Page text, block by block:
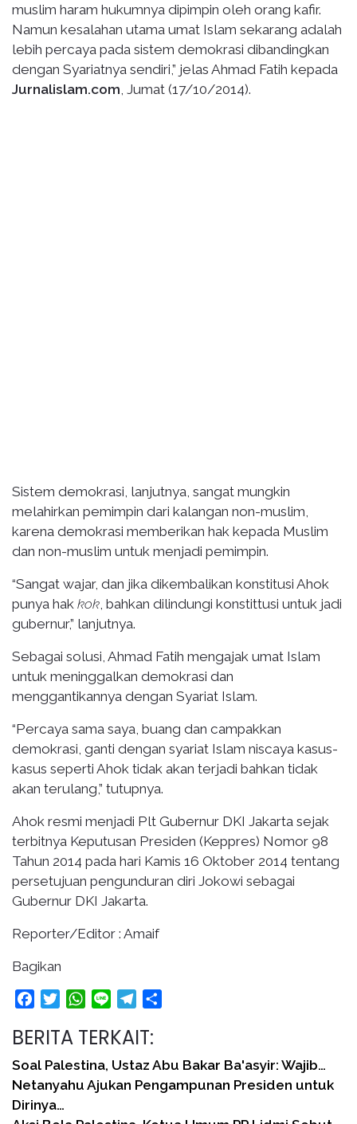
muslim haram hukumnya dipimpin oleh orang kafir.
Namun kesalahan utama umat Islam sekarang adalah
lebih percaya pada sistem demokrasi dibandingkan
dengan Syariatnya sendiri,” jelas Ahmad Fatih kepada
Jurnalislam.com , Jumat (17/10/2014).
Sistem demokrasi, lanjutnya, sangat mungkin
melahirkan pemimpin dari kalangan non-muslim,
karena demokrasi memberikan hak kepada Muslim
dan non-muslim untuk menjadi pemimpin.
“Sangat wajar, dan jika dikembalikan konstitusi Ahok
punya hak kok , bahkan dilindungi konstittusi untuk jadi
gubernur,” lanjutnya.
Sebagai solusi, Ahmad Fatih mengajak umat Islam
untuk meninggalkan demokrasi dan
menggantikannya dengan Syariat Islam.
“Percaya sama saya, buang dan campakkan
demokrasi, ganti dengan syariat Islam niscaya kasus-
kasus seperti Ahok tidak akan terjadi bahkan tidak
akan terulang,” tutupnya.
Ahok resmi menjadi Plt Gubernur DKI Jakarta sejak
terbitnya Keputusan Presiden (Keppres) Nomor 98
Tahun 2014 pada hari Kamis 16 Oktober 2014 tentang
persetujuan pengunduran diri Jokowi sebagai
Gubernur DKI Jakarta.
Reporter/Editor : Amaif
Bagikan
FacebookTwitterWhatsApp
Line Telegram
BERITA TERKAIT:
Soal Palestina, Ustaz Abu Bakar Ba'asyir: Wajib…
Netanyahu Ajukan Pengampunan Presiden untuk
Dirinya…